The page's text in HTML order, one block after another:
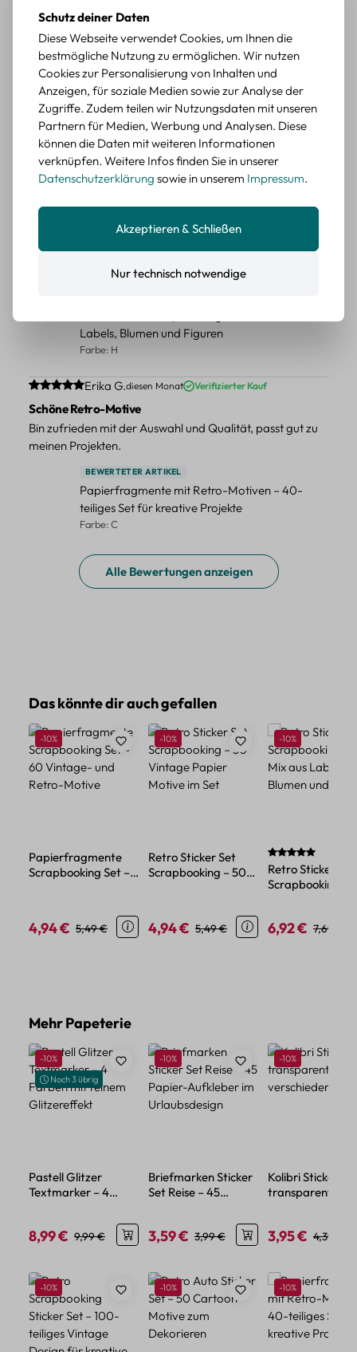
Durchschnittliche Bewertung von 5 von 5 Sternen
Erika G.diesen Monat Verifizierter Kauf
Schöne Motive
Die Sticker passen gut zu meinen Büchern, würde sie
wieder kaufen.
BEWERTETER ARTIKEL
Retro Blumen Sticker Set – 45 Stück mit 15
verschiedene Motive
Farbe: F
Durchschnittliche Bewertung von 5 von 5 Sternen
Erika G.diesen Monat Verifizierter Kauf
Schöne Deko-Teile für meine Bücher, es passt zu meinem
Labels, Blumen und Figuren
Farbe: H
Durchschnittliche Bewertung von 5 von 5 Sternen
Erika G.diesen Monat Verifizierter Kauf
Schöne Retro-Motive
Bin zufrieden mit der Auswahl und Qualität, passt gut zu
meinen Projekten.
BEWERTETER ARTIKEL
Papierfragmente mit Retro-Motiven – 40-
teiliges Set für kreative Projekte
Farbe: C
Alle Bewertungen anzeigen
Produktgalerie überspringen
Das könnte dir auch gefallen
Rabatt
-10%
Papierfragmente
Scrapbooking Set –
Verkaufspreis:
4,94 € Regulärer Preis:
5,49 €
Rabatt
-10%
Retro Sticker Set
Scrapbooking – 50
Verkaufspreis:
4,94 € Regulärer Preis:
5,49 €
Rabatt
-10%
Retro Sticker
Scrapbooking
Verkaufspreis:
6,92 € 7,69 €
Produktgalerie überspringen
Mehr Papeterie
Rabatt
-10%
Noch 3 übrig
Pastell Glitzer
Textmarker – 4
Verkaufspreis:
8,99 € Regulärer Preis:
9,99 €
Rabatt
-10%
Briefmarken Sticker
Set Reise – 45
Verkaufspreis:
3,59 € Regulärer Preis:
3,99 €
Rabatt
-10%
Kolibri Sticker
transparent – 50
Verkaufspreis:
3,95 € 4,39 €
Produktgalerie überspringen
Rabatt
-10% Rabatt
-10% Rabatt
-10%
Schutz deiner Daten
Diese Webseite verwendet Cookies, um Ihnen die
bestmögliche Nutzung zu ermöglichen. Wir nutzen
Cookies zur Personalisierung von Inhalten und
Anzeigen, für soziale Medien sowie zur Analyse der
Zugriffe. Zudem teilen wir Nutzungsdaten mit unseren
Partnern für Medien, Werbung und Analysen. Diese
können die Daten mit weiteren Informationen
verknüpfen. Weitere Infos finden Sie in unserer
Datenschutzerklärung sowie in unserem Impressum.
Nur technisch notwendige
Akzeptieren & Schließen